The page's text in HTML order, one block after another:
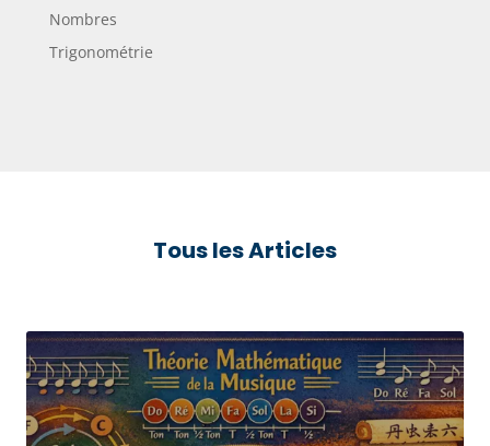
Nombres
Trigonométrie
Tous les Articles
Théorie mathématique